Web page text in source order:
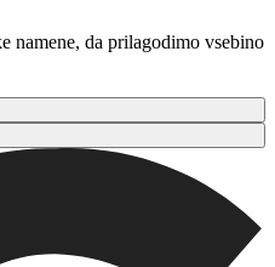
namene, da prilagodimo vsebino